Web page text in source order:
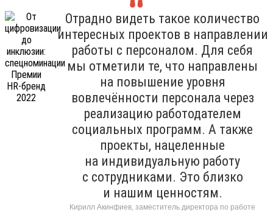
Отрадно видеть такое количество
интересных проектов в направлении
работы с персоналом. Для себя
мы отметили те, что направлены
на повышение уровня
вовлечённости персонала через
реализацию работодателем
социальных программ. А также
проекты, нацеленные
на индивидуальную работу
с сотрудниками. Это близко
и нашим ценностям.
Кирилл Акинфиев, заместитель директора по работе